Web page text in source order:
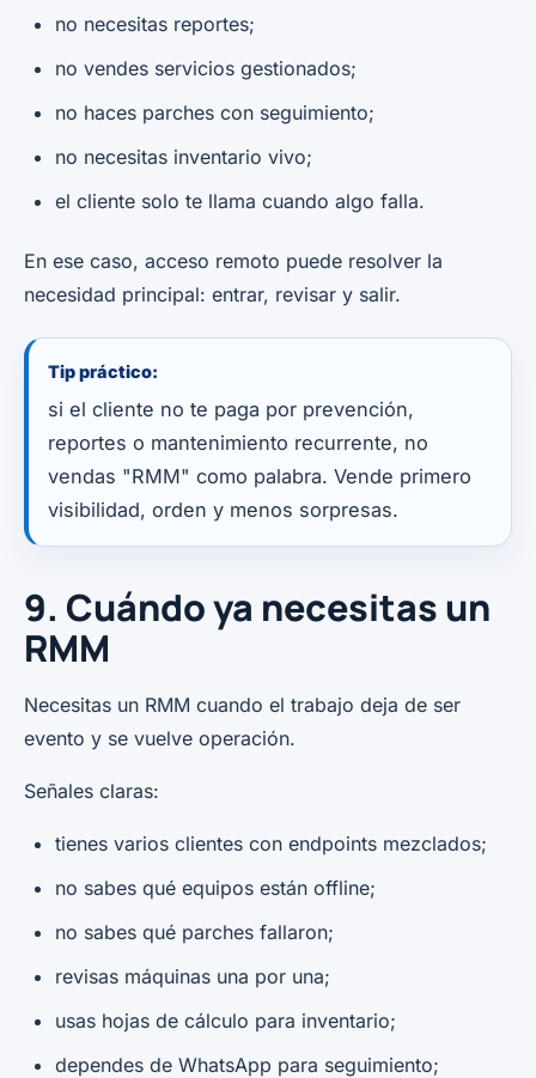
no necesitas reportes;
no vendes servicios gestionados;
no haces parches con seguimiento;
no necesitas inventario vivo;
el cliente solo te llama cuando algo falla.
En ese caso, acceso remoto puede resolver la
necesidad principal: entrar, revisar y salir.
Tip práctico:
si el cliente no te paga por prevención,
reportes o mantenimiento recurrente, no
vendas "RMM" como palabra. Vende primero
visibilidad, orden y menos sorpresas.
9. Cuándo ya necesitas un
RMM
Necesitas un RMM cuando el trabajo deja de ser
evento y se vuelve operación.
Señales claras:
tienes varios clientes con endpoints mezclados;
no sabes qué equipos están offline;
no sabes qué parches fallaron;
revisas máquinas una por una;
usas hojas de cálculo para inventario;
dependes de WhatsApp para seguimiento;